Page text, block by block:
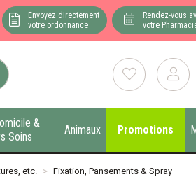
Envoyez directement
votre ordonnance
Rendez-vous
votre
&
Soins
Animaux Promotions
etc.
Fixation, Pansements & Spray